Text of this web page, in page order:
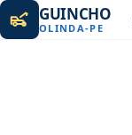
GUINCHO
OLINDA-PE